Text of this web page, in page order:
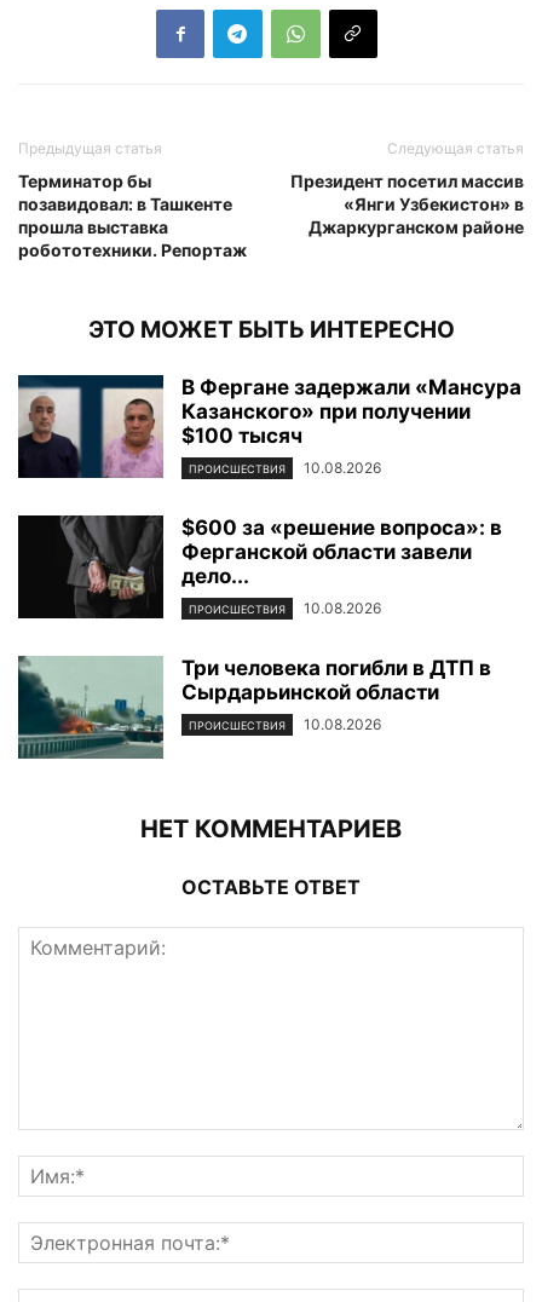
Предыдущая статья
Терминатор бы
позавидовал: в Ташкенте
прошла выставка
робототехники. Репортаж
Следующая статья
Президент посетил массив
«Янги Узбекистон» в
Джаркурганском районе
ЭТО МОЖЕТ БЫТЬ ИНТЕРЕСНО
В Фергане задержали «Мансура
Казанского» при получении
$100 тысяч
ПРОИСШЕСТВИЯ 10.08.2026
$600 за «решение вопроса»: в
Ферганской области завели
дело...
ПРОИСШЕСТВИЯ 10.08.2026
Три человека погибли в ДТП в
Сырдарьинской области
ПРОИСШЕСТВИЯ 10.08.2026
НЕТ КОММЕНТАРИЕВ
ОСТАВЬТЕ ОТВЕТ